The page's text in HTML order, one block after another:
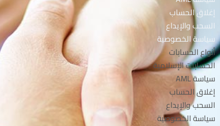
إغلاق الحساب
السحب والإيداع
سياسة الخصوصية
أنواع الحسابات
الحسابات الإسلامية
سياسة AML
إغلاق الحساب
السحب والإيداع
سياسة الخصوصية